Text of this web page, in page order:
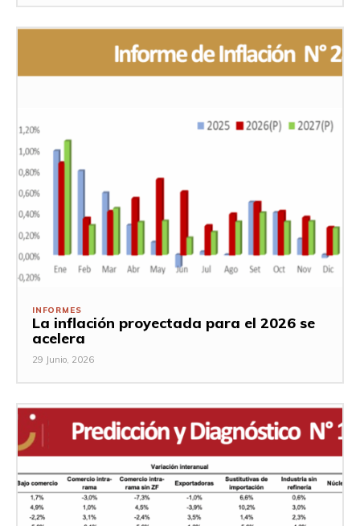
INFORMES
La inflación proyectada para el 2026 se
acelera
29 Junio, 2026